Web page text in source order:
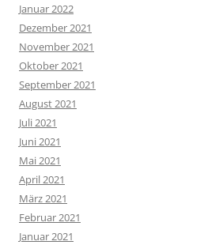
Januar 2022
Dezember 2021
November 2021
Oktober 2021
September 2021
August 2021
Juli 2021
Juni 2021
Mai 2021
April 2021
März 2021
Februar 2021
Januar 2021